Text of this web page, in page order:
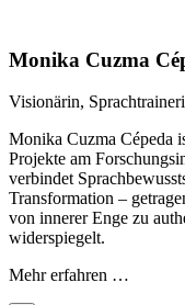
Monika Cuzma
Visionärin,
Monika Cuzma Cépeda
Projekte am
verbindet
Transformation –
von innerer Enge zu
widerspiegelt.
Mehr erfahren …